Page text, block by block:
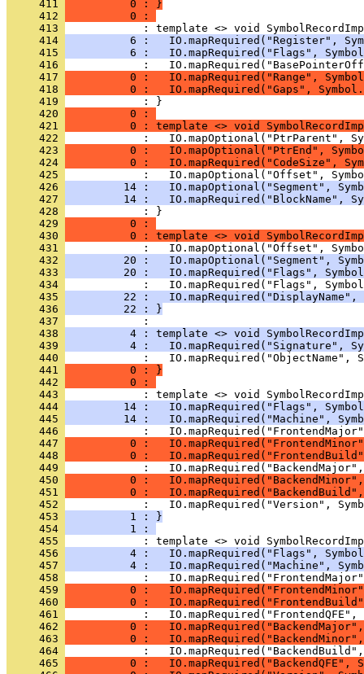
     411
          0 : }
     412
          0 :
     413
     414
6 :   IO.mapRequired("Register",
     415
6 :   IO.mapRequired("Flags",
     416
     417
0 :   IO.mapRequired("Range",
     418
0 :   IO.mapRequired("Gaps",
     419
            : }
     420
          0 :
     421
0 : template <> void
     422
     423
0 :   IO.mapOptional("PtrEnd",
     424
0 :   IO.mapRequired("CodeSize",
     425
     426
14 :   IO.mapOptional("Segment",
     427
14 :   IO.mapRequired("BlockName",
     428
            : }
     429
          0 :
     430
0 : template <> void
     431
     432
20 :   IO.mapOptional("Segment",
     433
20 :   IO.mapRequired("Flags",
     434
     435
22 :   IO.mapRequired("DisplayName",
     436
         22 : }
     437
     438
4 : template <> void
     439
4 :   IO.mapRequired("Signature",
     440
     441
          0 : }
     442
          0 :
     443
     444
14 :   IO.mapRequired("Flags",
     445
14 :   IO.mapRequired("Machine",
     446
     447
0 :
     448
0 :
     449
     450
0 :
     451
0 :
     452
     453
          1 : }
     454
          1 :
     455
     456
4 :   IO.mapRequired("Flags",
     457
4 :   IO.mapRequired("Machine",
     458
     459
0 :
     460
0 :
     461
     462
0 :
     463
0 :
     464
     465
0 :   IO.mapRequired("BackendQFE",